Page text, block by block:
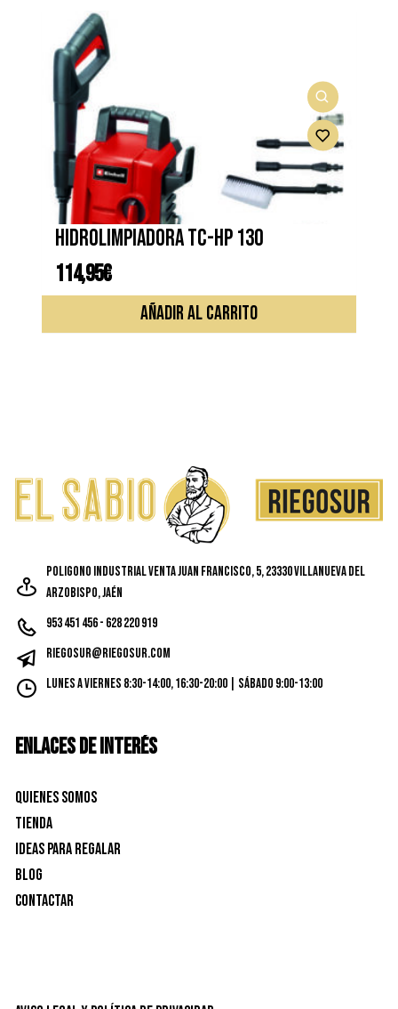
Hidrolimpiadora TC-HP 130
114,95€
AÑADIR AL CARRITO
Poligono Industrial Venta Juan Francisco, 5, 23330 Villanueva del
Arzobispo, Jaén
953 451 456 - 628 220 919
riegosur@riegosur.com
Lunes a Viernes 8:30-14:00, 16:30-20:00 | Sábado 9:00-13:00
ENLACES DE INTERÉS
Quienes Somos
Tienda
Ideas para Regalar
Blog
Contactar